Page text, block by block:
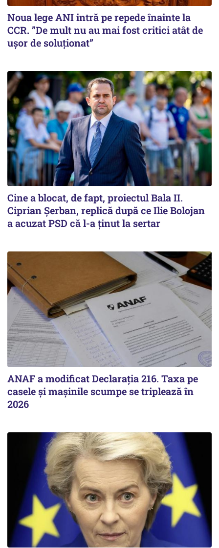
Noua lege ANI intră pe repede înainte la
CCR. ”De mult nu au mai fost critici atât de
ușor de soluționat”
Cine a blocat, de fapt, proiectul Bala II.
Ciprian Șerban, replică după ce Ilie Bolojan
a acuzat PSD că l-a ținut la sertar
ANAF a modificat Declarația 216. Taxa pe
casele și mașinile scumpe se triplează în
2026